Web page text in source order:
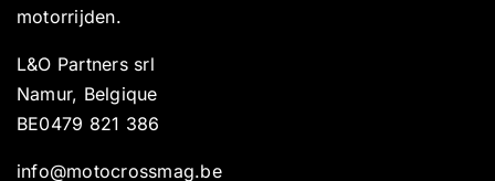
motorrijden.
L&O Partners srl
Namur, Belgique
BE0479 821 386
info@motocrossmag.be